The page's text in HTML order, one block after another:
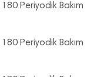
Periyodik Bakım
Periyodik Bakım